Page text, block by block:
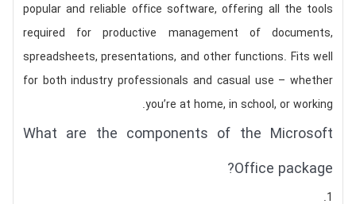
popular and reliable office software, offering all the tools
required for productive management of documents,
spreadsheets, presentations, and other functions. Fits well
for both industry professionals and casual use – whether
you’re at home, in school, or working.
What are the components of the Microsoft
Office package?